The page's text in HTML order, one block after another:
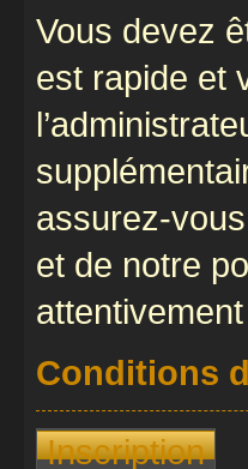
Vous devez
est rapide et
assurez-
et de notre
Conditions
Inscription